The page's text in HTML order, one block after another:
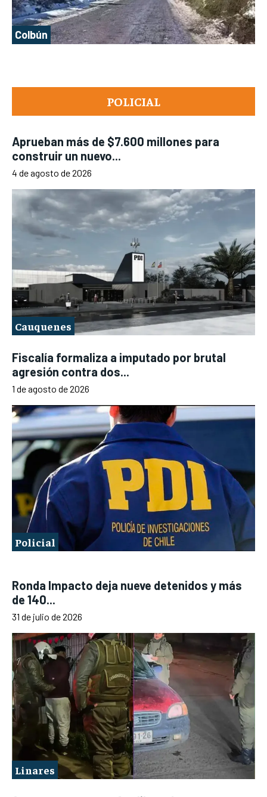
POLICIAL
Aprueban más de $7.600 millones para
construir un nuevo...
4 de agosto de 2026
Cauquenes
Fiscalía formaliza a imputado por brutal
agresión contra dos...
1 de agosto de 2026
Policial
Ronda Impacto deja nueve detenidos y más
de 140...
31 de julio de 2026
Linares
Colbún